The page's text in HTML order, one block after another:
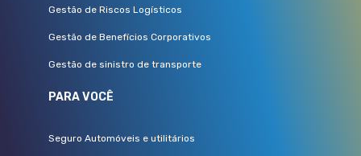
Gestão de Riscos Logísticos
Gestão de Benefícios Corporativos
Gestão de sinistro de transporte
PARA VOCÊ
Seguro Automóveis e utilitários